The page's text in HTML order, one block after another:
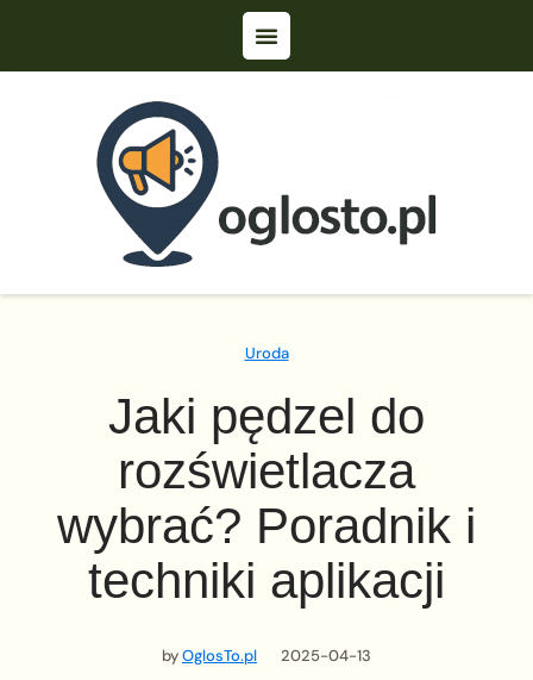
Uroda
Jaki pędzel do
rozświetlacza
wybrać? Poradnik i
techniki aplikacji
byOglosTo.pl 2025-04-13